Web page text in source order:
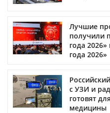
Лучшие
получили
года
года 2026»
с УЗИ и
готовят
медицины